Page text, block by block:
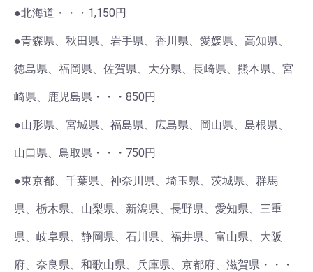
●北海道・・・1,150円
●青森県、秋田県、岩手県、香川県、愛媛県、高知県、
徳島県、福岡県、佐賀県、大分県、長崎県、熊本県、宮
崎県、鹿児島県・・・850円
●山形県、宮城県、福島県、広島県、岡山県、島根県、
山口県、鳥取県・・・750円
●東京都、千葉県、神奈川県、埼玉県、茨城県、群馬
県、栃木県、山梨県、新潟県、長野県、愛知県、三重
県、岐阜県、静岡県、石川県、福井県、富山県、大阪
府、奈良県、和歌山県、兵庫県、京都府、滋賀県・・・